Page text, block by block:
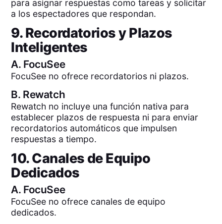
para asignar respuestas como tareas y solicitar
a los espectadores que respondan.
9. Recordatorios y Plazos
Inteligentes
A. FocuSee
FocuSee no ofrece recordatorios ni plazos.
B. Rewatch
Rewatch no incluye una función nativa para
establecer plazos de respuesta ni para enviar
recordatorios automáticos que impulsen
respuestas a tiempo.
10. Canales de Equipo
Dedicados
A. FocuSee
FocuSee no ofrece canales de equipo
dedicados.